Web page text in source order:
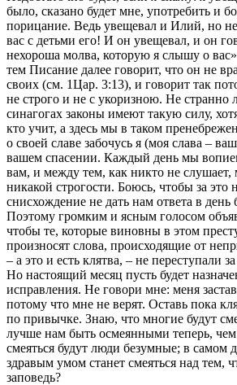
было, сказано будет мне, употребить и
порицание. Ведь увещевал и Илий, но
вас с детьми его! И он увещевал, и он
нехороша молва, которую я слышу о
тем Писание далее говорит, что он не
своих (см. 1Цар. 3:13), и говорит так
не строго и не с укоризною. Не странно
синагогах законы имеют такую силу,
кто учит, а здесь мы в таком
о своей славе забочусь я (моя слава –
вашем спасении. Каждый день мы
вам, и между тем, как никто не
никакой строгости. Боюсь, чтобы за это
снисхождение не дать нам ответа в день
Поэтому громким и ясным голосом
чтобы те, которые виновны в этом
произносят слова, происходящие от
– а это и есть клятва, – не переступали
Но настоящий месяц пусть будет
исправления. Не говори мне: меня
потому что мне не верят. Оставь пока
по привычке. Знаю, что многие будут
лучше нам быть осмеянными теперь, чем
смеяться будут люди безумные; в самом
здравым умом станет смеяться над тем,
заповедь?